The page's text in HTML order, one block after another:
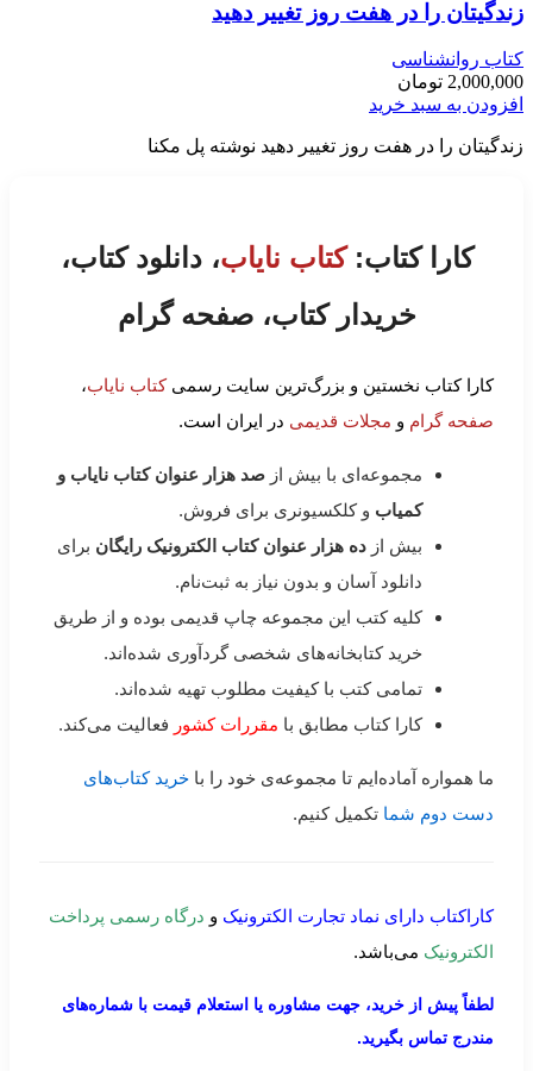
زندگیتان را در هفت روز تغییر دهید
کتاب روانشناسی
2,000,000 تومان
افزودن به سبد خرید
زندگیتان را در هفت روز تغییر دهید نوشته پل مکنا
کارا کتاب:کتاب نایاب، دانلود کتاب،
خریدار کتاب، صفحه گرام
کارا کتاب نخستین و بزرگ‌ترین سایت رسمیکتاب نایاب،
صفحه گرام و مجلات قدیمی در ایران است.
مجموعه‌ای با بیش از صد هزار عنوان کتاب نایاب و
کمیاب و کلکسیونری برای فروش.
بیش از ده هزار عنوان کتاب الکترونیک رایگان برای
دانلود آسان و بدون نیاز به ثبت‌نام.
کلیه کتب این مجموعه چاپ قدیمی بوده و از طریق
خرید کتابخانه‌های شخصی گردآوری شده‌اند.
تمامی کتب با کیفیت مطلوب تهیه شده‌اند.
کارا کتاب مطابق با مقررات کشور فعالیت می‌کند.
ما همواره آماده‌ایم تا مجموعه‌ی خود را با خرید کتاب‌های
دست دوم شما تکمیل کنیم.
کاراکتاب دارای نماد تجارت الکترونیک و درگاه رسمی پرداخت
الکترونیک می‌باشد.
لطفاً پیش از خرید، جهت مشاوره یا استعلام قیمت با شماره‌های
مندرج تماس بگیرید.